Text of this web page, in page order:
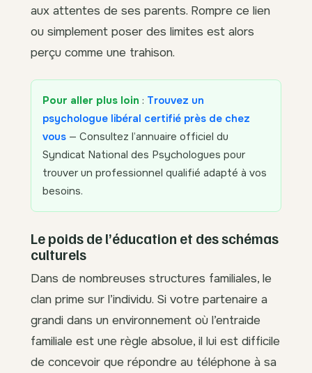
aux attentes de ses parents. Rompre ce lien
ou simplement poser des limites est alors
perçu comme une trahison.
Pour aller plus loin : Trouvez un
psychologue libéral certifié près de chez
vous — Consultez l’annuaire officiel du
Syndicat National des Psychologues pour
trouver un professionnel qualifié adapté à vos
besoins.
Le poids de l’éducation et des schémas
culturels
Dans de nombreuses structures familiales, le
clan prime sur l’individu. Si votre partenaire a
grandi dans un environnement où l’entraide
familiale est une règle absolue, il lui est difficile
de concevoir que répondre au téléphone à sa